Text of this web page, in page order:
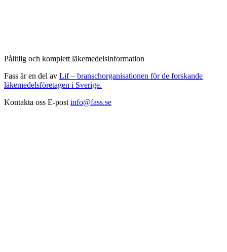
Pålitlig och komplett läkemedelsinformation
Fass är en del av Lif – branschorganisationen för de forskande
läkemedelsföretagen i Sverige.
Kontakta oss E-post info@fass.se